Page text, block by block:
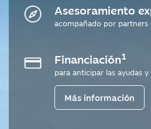
Asesoramiento
acompañado por partners
Financiación1
para anticipar las ayudas
Más información